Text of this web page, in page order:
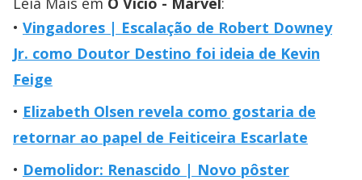
Vingadores | Escalação de Robert Downey
Jr. como Doutor Destino foi ideia de Kevin
Feige
Elizabeth Olsen revela como gostaria de
retornar ao papel de Feiticeira Escarlate
Demolidor: Renascido | Novo pôster